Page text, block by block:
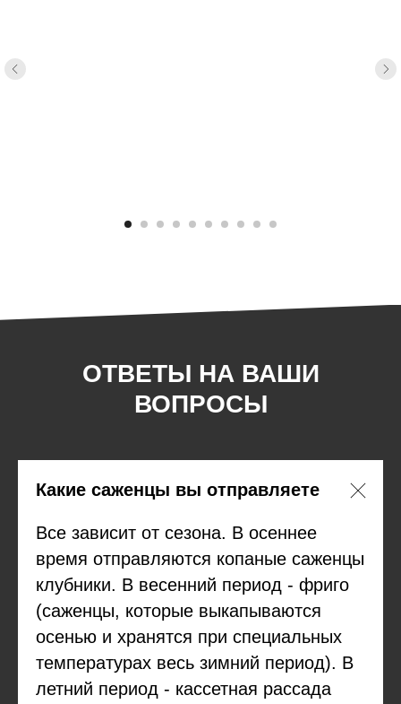
ОТВЕТЫ НА ВАШИ
ВОПРОСЫ
Какие саженцы вы отправляете
Все зависит от сезона. В осеннее
время отправляются копаные саженцы
клубники. В весенний период - фриго
(саженцы, которые выкапываются
осенью и хранятся при специальных
температурах весь зимний период). В
летний период - кассетная рассада